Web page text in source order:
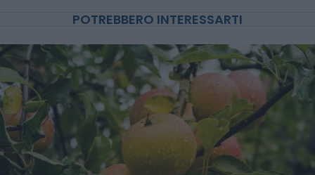
POTREBBERO INTERESSARTI